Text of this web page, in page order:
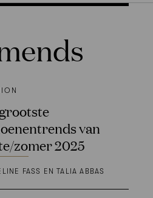
van
zomer 2025
FASS EN TALIA ABBAS